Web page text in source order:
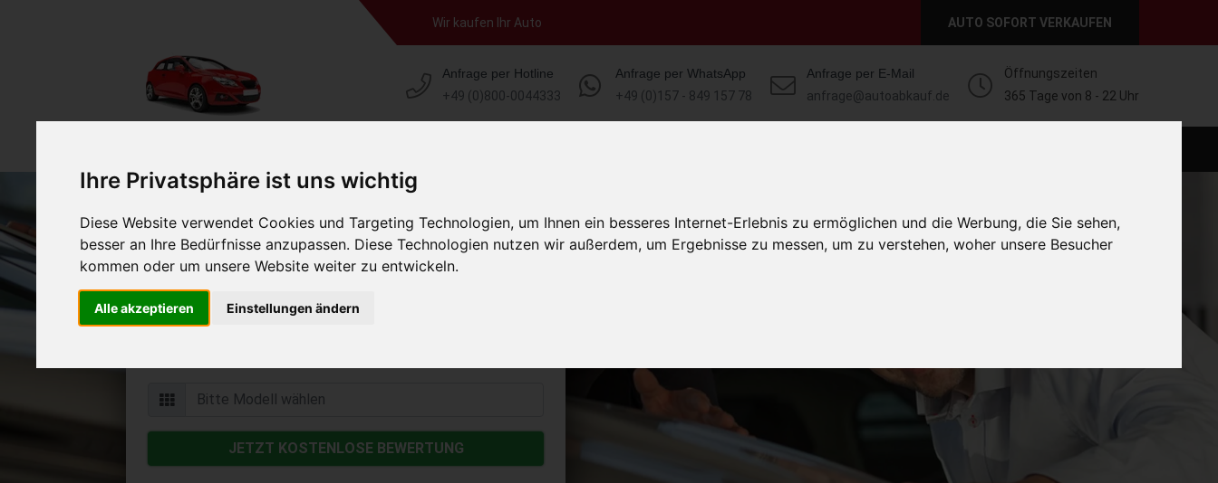
Ihre Privatsphäre ist uns wichtig
Diese Website verwendet Cookies und Targeting Technologien, um Ihnen ein besseres Internet-Erlebnis zu ermöglichen und die Werbung, die Sie sehen,
besser an Ihre Bedürfnisse anzupassen. Diese Technologien nutzen wir außerdem, um Ergebnisse zu messen, um zu verstehen, woher unsere Besucher
kommen oder um unsere Website weiter zu entwickeln.
Alle akzeptieren Einstellungen ändern
Wir kaufen Ihr Auto AUTO SOFORT VERKAUFEN
Anfrage per Hotline
+49 (0)800-0044333
Anfrage per WhatsApp
+49 (0)157 - 849 157 78
Anfrage per E-Mail
anfrage@autoabkauf.de
Öffnungszeiten
365 Tage von 8 - 22 Uhr
Auto verkaufen in Mühldorf am Inn
Bayern (Deutschland)
Online Auto verkaufen & gratis abholen lassen
Auf Wunsch sofort Geld für Ihr Auto erhalten
JETZT KOSTENLOSE BEWERTUNG